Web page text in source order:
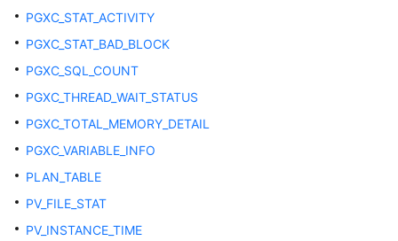
ADM_IND_EXPRESSIONS
ADM_OBJECTS
ADM_SCHEDULER_JOB_ARGS
PGXC_STAT_ACTIVITY
PGXC_STAT_BAD_BLOCK
PGXC_SQL_COUNT
PGXC_THREAD_WAIT_STATUS
PGXC_TOTAL_MEMORY_DETAIL
PGXC_VARIABLE_INFO
PLAN_TABLE
PV_FILE_STAT
PV_INSTANCE_TIME